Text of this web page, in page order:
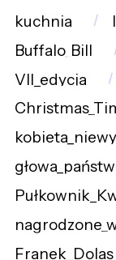
kuchnia
Buffalo_Bill
VII_edycja
Franek_Dolas